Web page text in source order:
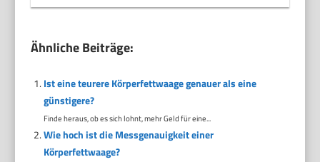
Ähnliche Beiträge:
Ist eine teurere Körperfettwaage genauer als eine
günstigere?
Finde heraus, ob es sich lohnt, mehr Geld für eine...
Wie hoch ist die Messgenauigkeit einer
Körperfettwaage?